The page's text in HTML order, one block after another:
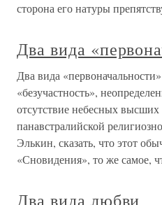
сторона его натуры
Два вида
Два вида
«безучастность»,
отсутствие небесных
панавстралийской
Элькин, сказать, что этот
«Сновидения», то же самое,
Два вида любви